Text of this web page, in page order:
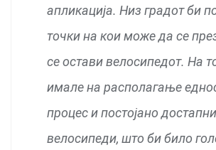
апликација. Низ градот би
точки на кои може да се
се остави велосипедот. На
имале на располагање
процес и постојано достапни
велосипеди, што би било